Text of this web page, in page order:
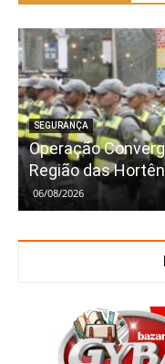
SEGURANÇA
Operação
Região das
06/08/2026